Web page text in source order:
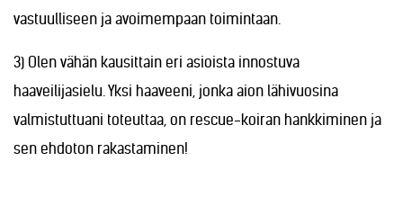
vastuulliseen ja avoimempaan toimintaan.
3) Olen vähän kausittain eri asioista innostuva
haaveilijasielu. Yksi haaveeni, jonka aion lähivuosina
valmistuttuani toteuttaa, on rescue-koiran hankkiminen ja
sen ehdoton rakastaminen!